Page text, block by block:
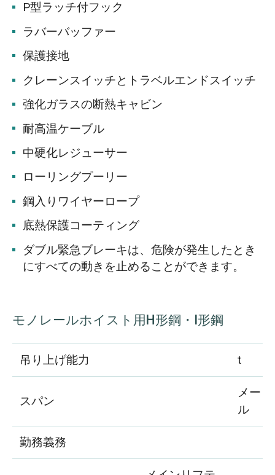
P型ラッチ付フック
ラバーバッファー
保護接地
クレーンスイッチとトラベルエンドスイッチ
強化ガラスの断熱キャビン
耐高温ケーブル
中硬化レジューサー
ローリングプーリー
鋼入りワイヤーロープ
底熱保護コーティング
ダブル緊急ブレーキは、危険が発生したとき
にすべての動きを止めることができます。
モノレールホイスト用H形鋼・I形鋼
吊り上げ能力 t
スパン
メート
ル
勤務義務